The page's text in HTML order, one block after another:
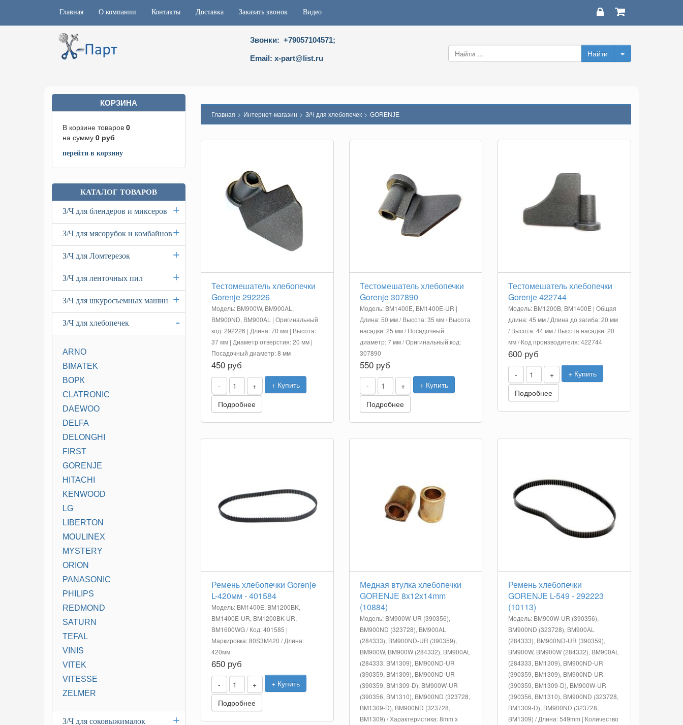
Главная О компании Контакты Доставка Заказать звонок Видео
Звонки: +79057104571;
Email: x-part@list.ru
Главная > Интернет-магазин > З/Ч для хлебопечек> GORENJE
Тестомешатель хлебопечки
Gorenje 292226
Модель: BM900W, BM900AL,
BM900ND, BM900AL | Оригинальный
код: 292226 | Длина: 70 мм | Высота:
37 мм | Диаметр отверстия: 20 мм |
Посадочный диаметр: 8 мм
450 руб
- +
+ Купить
Подробнее
Тестомешатель хлебопечки
Gorenje 307890
Модель: BM1400E, BM1400E-UR |
Длина: 50 мм / Высота: 35 мм / Высота
насадки: 25 мм / Посадочный
диаметр: 7 мм / Оригинальный код:
307890
550 руб
- +
+ Купить
Подробнее
Тестомешатель хлебопечки
Gorenje 422744
Модель: BM1200B, BM1400E | Общая
длина: 45 мм / Длина до загиба: 20 мм
/ Высота: 44 мм / Высота насадки: 20
мм / Код производителя: 422744
600 руб
- +
+ Купить
Подробнее
Ремень хлебопечки Gorenje
L-420мм - 401584
Модель: BM1400E, BM1200BK,
BM1400E-UR, BM1200BK-UR,
BM1600WG / Код: 401585 |
Маркировка: 80S3M420 / Длина:
420мм
650 руб
- +
+ Купить
Подробнее
Медная втулка хлебопечки
GORENJE 8x12x14mm
(10884)
Модель: BM900W-UR (390356),
BM900ND (323728), BM900AL
(284333), BM900ND-UR (390359),
BM900W, BM900W (284332), BM900AL
(284333, BM1309), BM900ND-UR
(390359, BM1309), BM900ND-UR
(390359, BM1309-D), BM900W-UR
(390356, BM1310), BM900ND (323728,
BM1309-D), BM900ND (323728,
BM1309) / Характеристика: 8mm x
Ремень хлебопечки
GORENJE L-549 - 292223
(10113)
Модель: BM900W-UR (390356),
BM900ND (323728), BM900AL
(284333), BM900ND-UR (390359),
BM900W, BM900W (284332), BM900AL
(284333, BM1309), BM900ND-UR
(390359, BM1309), BM900ND-UR
(390359, BM1309-D), BM900W-UR
(390356, BM1310), BM900ND (323728,
BM1309-D), BM900ND (323728,
BM1309) / Длина: 549mm | Количество
КОРЗИНА
В корзине товаров 0
на сумму 0 руб
перейти в корзину
КАТАЛОГ ТОВАРОВ
+
З/Ч для блендеров и миксеров
+
З/Ч для мясорубок и комбайнов
+
З/Ч для Ломтерезок
+
З/Ч для ленточных пил
+
З/Ч для шкуросъемных машин
-
З/Ч для хлебопечек
ARNO
BIMATEK
BOРК
CLATRONIC
DAEWOO
DELFA
DELONGHI
FIRST
GORENJE
HITACHI
KENWOOD
LG
LIBERTON
MOULINEX
MYSTERY
ORION
PANASONIC
PHILIPS
REDMOND
SATURN
TEFAL
VINIS
VITEK
VITESSE
ZELMER
+
З/Ч для соковыжималок